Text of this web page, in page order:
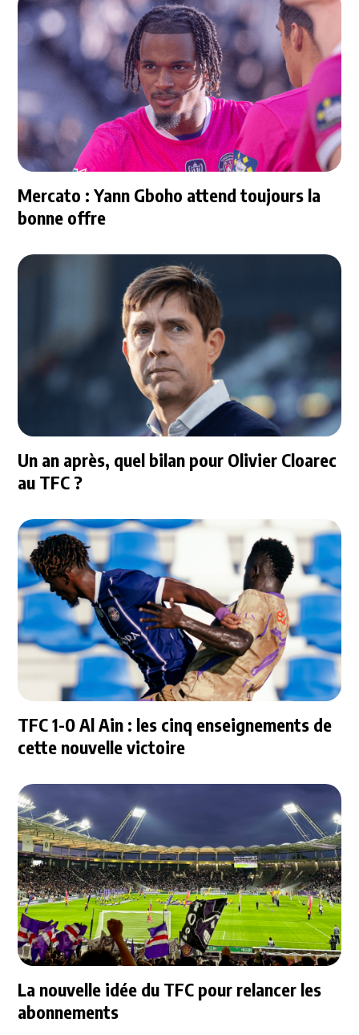
Mercato : Yann Gboho attend toujours la
bonne offre
Un an après, quel bilan pour Olivier Cloarec
au TFC ?
TFC 1-0 Al Ain : les cinq enseignements de
cette nouvelle victoire
La nouvelle idée du TFC pour relancer les
abonnements